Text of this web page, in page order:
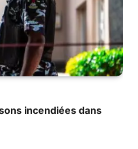
incendiées dans